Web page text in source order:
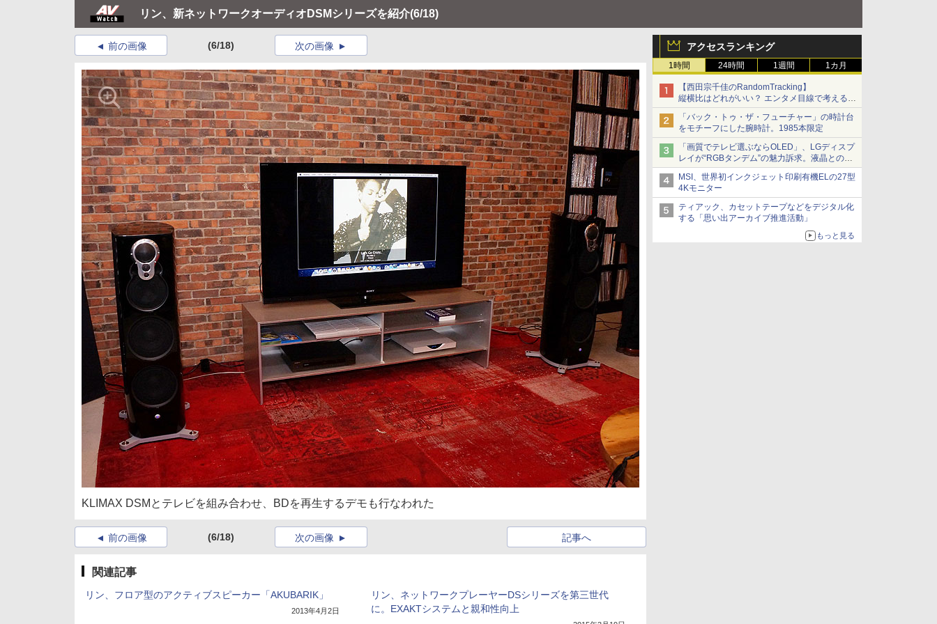
リン、新ネットワークオーディオDSMシリーズを紹介(6/18)
アクセスランキング
1時間 24時間 1週間 1カ月
【西田宗千佳のRandomTracking】
縦横比はどれがいい？ エンタメ目線で考える、
サムスン新「Galaxy Z Fold」
「バック・トゥ・ザ・フューチャー」の時計台
をモチーフにした腕時計。1985本限定
「画質でテレビ選ぶならOLED」、LGディスプ
レイが“RGBタンデム”の魅力訴求。液晶とのガ
チ比較も
MSI、世界初インクジェット印刷有機ELの27型
4Kモニター
ティアック、カセットテープなどをデジタル化
する「思い出アーカイブ推進活動」
もっと見る
前の画像 (6/18) 次の画像
KLIMAX DSMとテレビを組み合わせ、BDを再生するデモも行なわれた
前の画像 (6/18) 記事へ
次の画像
関連記事
リン、フロア型のアクティブスピーカー「AKUBARIK」
2013年4月2日
リン、ネットワークプレーヤーDSシリーズを第三世代
に。EXAKTシステムと親和性向上